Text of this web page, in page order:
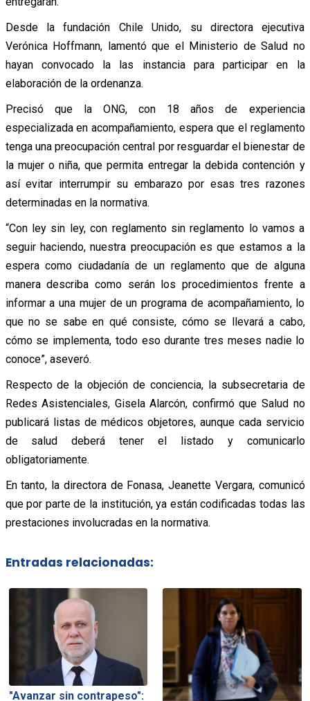
Desde la fundación Chile Unido, su directora ejecutiva
Verónica Hoffmann, lamentó que el Ministerio de Salud no
hayan convocado la las instancia para participar en la
elaboración de la ordenanza.
Precisó que la ONG, con 18 años de experiencia
especializada en acompañamiento, espera que el reglamento
tenga una preocupación central por resguardar el bienestar de
la mujer o niña, que permita entregar la debida contención y
así evitar interrumpir su embarazo por esas tres razones
determinadas en la normativa.
“Con ley sin ley, con reglamento sin reglamento lo vamos a
seguir haciendo, nuestra preocupación es que estamos a la
espera como ciudadanía de un reglamento que de alguna
manera describa como serán los procedimientos frente a
informar a una mujer de un programa de acompañamiento, lo
que no se sabe en qué consiste, cómo se llevará a cabo,
cómo se implementa, todo eso durante tres meses nadie lo
conoce”, aseveró.
Respecto de la objeción de conciencia, la subsecretaria de
Redes Asistenciales, Gisela Alarcón, confirmó que Salud no
publicará listas de médicos objetores, aunque cada servicio
de salud deberá tener el listado y comunicarlo
obligatoriamente.
En tanto, la directora de Fonasa, Jeanette Vergara, comunicó
que por parte de la institución, ya están codificadas todas las
prestaciones involucradas en la normativa.
Entradas relacionadas:
"Avanzar sin contrapeso":